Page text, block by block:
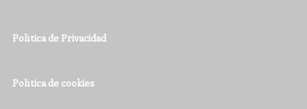
Política de Privacidad
Política de cookies